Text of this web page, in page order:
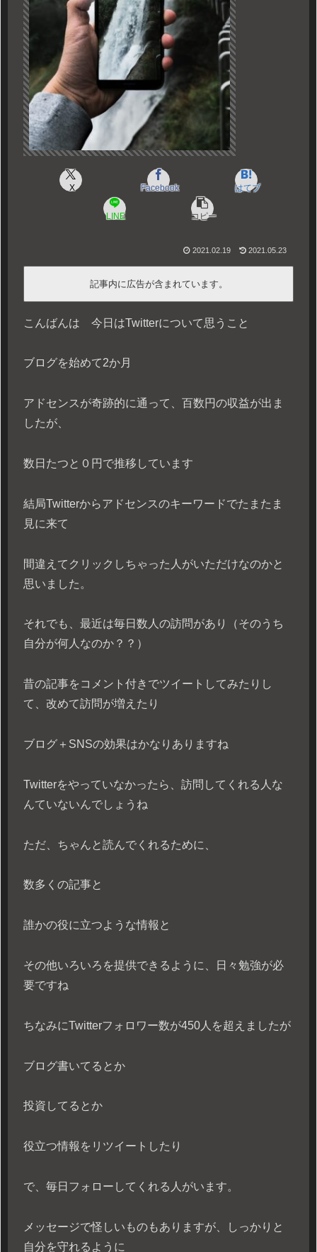
X Facebook はてブ
LINE コピー
2021.02.19 2021.05.23
記事内に広告が含まれています。
こんばんは 今日はTwitterについて思うこと
ブログを始めて2か月
アドセンスが奇跡的に通って、百数円の収益が出ま
したが、
数日たつと０円で推移しています
結局Twitterからアドセンスのキーワードでたまたま
見に来て
間違えてクリックしちゃった人がいただけなのかと
思いました。
それでも、最近は毎日数人の訪問があり（そのうち
自分が何人なのか？？）
昔の記事をコメント付きでツイートしてみたりし
て、改めて訪問が増えたり
ブログ＋SNSの効果はかなりありますね
Twitterをやっていなかったら、訪問してくれる人な
んていないんでしょうね
ただ、ちゃんと読んでくれるために、
数多くの記事と
誰かの役に立つような情報と
その他いろいろを提供できるように、日々勉強が必
要ですね
ちなみにTwitterフォロワー数が450人を超えましたが
ブログ書いてるとか
投資してるとか
役立つ情報をリツイートしたり
で、毎日フォローしてくれる人がいます。
メッセージで怪しいものもありますが、しっかりと
自分を守れるように